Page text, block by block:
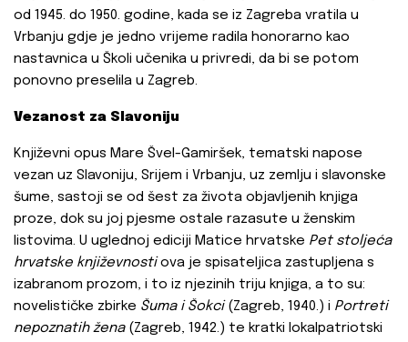
od 1945. do 1950. godine, kada se iz Zagreba vratila u
Vrbanju gdje je jedno vrijeme radila honorarno kao
nastavnica u Školi učenika u privredi, da bi se potom
ponovno preselila u Zagreb.
Vezanost za Slavoniju
Književni opus Mare Švel-Gamiršek, tematski napose
vezan uz Slavoniju, Srijem i Vrbanju, uz zemlju i slavonske
šume, sastoji se od šest za života objavljenih knjiga
proze, dok su joj pjesme ostale razasute u ženskim
listovima. U uglednoj ediciji Matice hrvatske Pet stoljeća
hrvatske književnostiova je spisateljica zastupljena s
izabranom prozom, i to iz njezinih triju knjiga, a to su:
novelističke zbirke Šuma i Šokci(Zagreb, 1940.) i Portreti
nepoznatih žena(Zagreb, 1942.) te kratki lokalpatriotski